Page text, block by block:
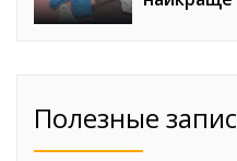
Полезные